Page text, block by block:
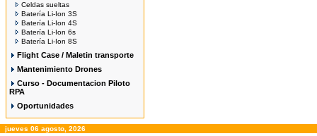
Celdas sueltas
Batería Li-Ion 3S
Batería Li-Ion 4S
Batería Li-Ion 6s
Batería Li-Ion 8S
Flight Case / Maletin transporte
Mantenimiento Drones
Curso - Documentacion Piloto
RPA
Oportunidades
jueves 06 agosto, 2026